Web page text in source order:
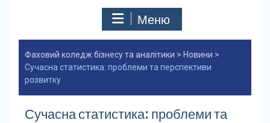
Меню
Фаховий коледж бізнесу та аналітики > Новини >
Сучасна статистика: проблеми та перспективи
розвитку
Сучасна статистика: проблеми та